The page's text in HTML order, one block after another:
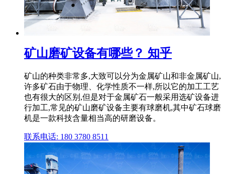
矿山磨矿设备有哪些？ 知乎
矿山的种类非常多,大致可以分为金属矿山和非金属矿山,
许多矿石由于物理、化学性质不一样,所以它的加工工艺
也有很大的区别,但是对于金属矿石一般采用选矿设备进
行加工,常见的矿山磨矿设备主要有球磨机,其中矿石球磨
机是一款科技含量相当高的研磨设备。
联系电话: 180 3780 8511